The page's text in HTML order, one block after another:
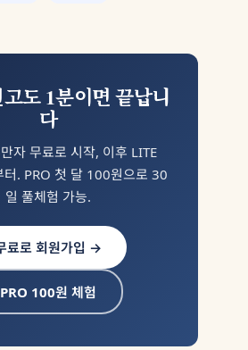
도 1분이면 끝납니
다
자 무료로 시작, 이후 LITE
. PRO 첫 달 100원으로 30
일 풀체험 가능.
료로 회원가입 →
PRO 100원 체험